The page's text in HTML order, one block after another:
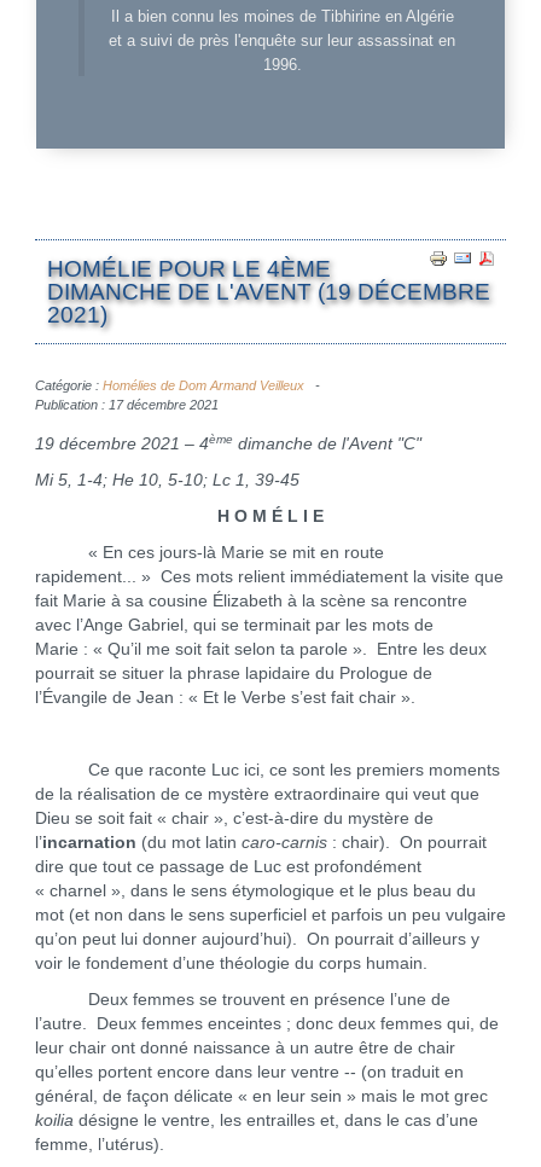
Il a bien connu les moines de Tibhirine en Algérie
et a suivi de près l'enquête sur leur assassinat en
1996.
HOMÉLIE POUR LE 4ÈME
DIMANCHE DE L'AVENT (19 DÉCEMBRE
2021)
Catégorie : Homélies de Dom Armand Veilleux
Publication : 17 décembre 2021
19 décembre 2021 – 4ème dimanche de l'Avent "C"
Mi 5, 1-4; He 10, 5-10; Lc 1, 39-45
H O M É L I E
« En ces jours-là Marie se mit en route
rapidement... » Ces mots relient immédiatement la visite que
fait Marie à sa cousine Élizabeth à la scène sa rencontre
avec l’Ange Gabriel, qui se terminait par les mots de
Marie : « Qu’il me soit fait selon ta parole ». Entre les deux
pourrait se situer la phrase lapidaire du Prologue de
l’Évangile de Jean : « Et le Verbe s’est fait chair ».
Ce que raconte Luc ici, ce sont les premiers moments
de la réalisation de ce mystère extraordinaire qui veut que
Dieu se soit fait « chair », c’est-à-dire du mystère de
l’incarnation (du mot latin caro-carnis: chair). On pourrait
dire que tout ce passage de Luc est profondément
« charnel », dans le sens étymologique et le plus beau du
mot (et non dans le sens superficiel et parfois un peu vulgaire
qu’on peut lui donner aujourd’hui). On pourrait d’ailleurs y
voir le fondement d’une théologie du corps humain.
Deux femmes se trouvent en présence l’une de
l’autre. Deux femmes enceintes ; donc deux femmes qui, de
leur chair ont donné naissance à un autre être de chair
qu’elles portent encore dans leur ventre -- (on traduit en
général, de façon délicate « en leur sein » mais le mot grec
koilia désigne le ventre, les entrailles et, dans le cas d’une
femme, l’utérus).